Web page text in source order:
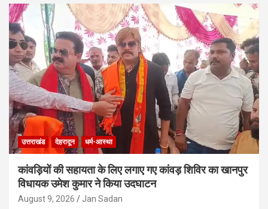
उत्तराखंड देहरादून धर्म-आस्था
कांवड़ियों की सहायता के लिए लगाए गए कांवड़ शिविर का खानपुर
विधायक उमेश कुमार ने किया उदघाटन
August 9, 2026 Jan Sadan